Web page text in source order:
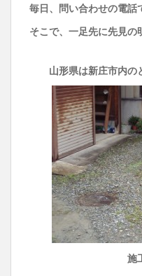
毎日、問い合わせの電話
そこで、一足先に先見の
山形県は新庄市内の
施